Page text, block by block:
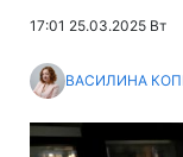
17:01 25.03.2025 Вт
ВАСИЛИНА